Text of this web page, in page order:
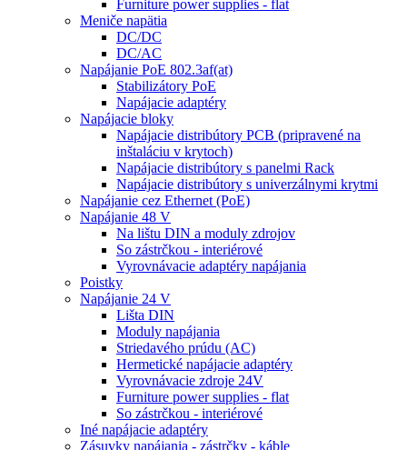
Furniture power supplies - flat
Meniče napätia
DC/DC
DC/AC
Napájanie PoE 802.3af(at)
Stabilizátory PoE
Napájacie adaptéry
Napájacie bloky
Napájacie distribútory PCB (pripravené na
inštaláciu v krytoch)
Napájacie distribútory s panelmi Rack
Napájacie distribútory s univerzálnymi krytmi
Napájanie cez Ethernet (PoE)
Napájanie 48 V
Na lištu DIN a moduly zdrojov
So zástrčkou - interiérové
Vyrovnávacie adaptéry napájania
Poistky
Napájanie 24 V
Lišta DIN
Moduly napájania
Striedavého prúdu (AC)
Hermetické napájacie adaptéry
Vyrovnávacie zdroje 24V
Furniture power supplies - flat
So zástrčkou - interiérové
Iné napájacie adaptéry
Zásuvky napájania - zástrčky - káble